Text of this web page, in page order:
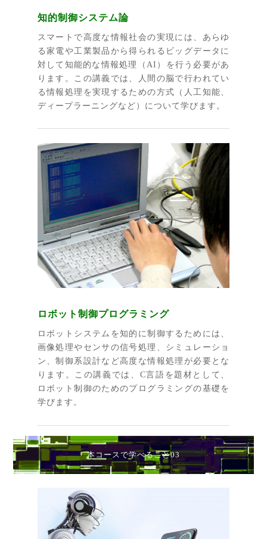
知的制御システム論
スマートで高度な情報社会の実現には、あらゆ
る家電や工業製品から得られるビッグデータに
対して知能的な情報処理（AI）を行う必要があ
ります。この講義では、人間の脳で行われてい
る情報処理を実現するための方式（人工知能、
ディープラーニングなど）について学びます。
ロボット制御プログラミング
ロボットシステムを知的に制御するためには、
画像処理やセンサの信号処理、シミュレーショ
ン、制御系設計など高度な情報処理が必要とな
ります。この講義では、C言語を題材として、
ロボット制御のためのプログラミングの基礎を
学びます。
本コースで学べること03